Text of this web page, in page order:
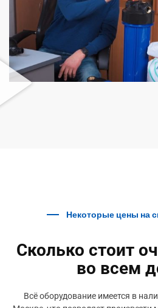
Некоторые цены на
Сколько стоит
во всем
Всё оборудование имеется в